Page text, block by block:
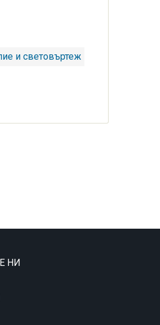
и световъртеж
НИ